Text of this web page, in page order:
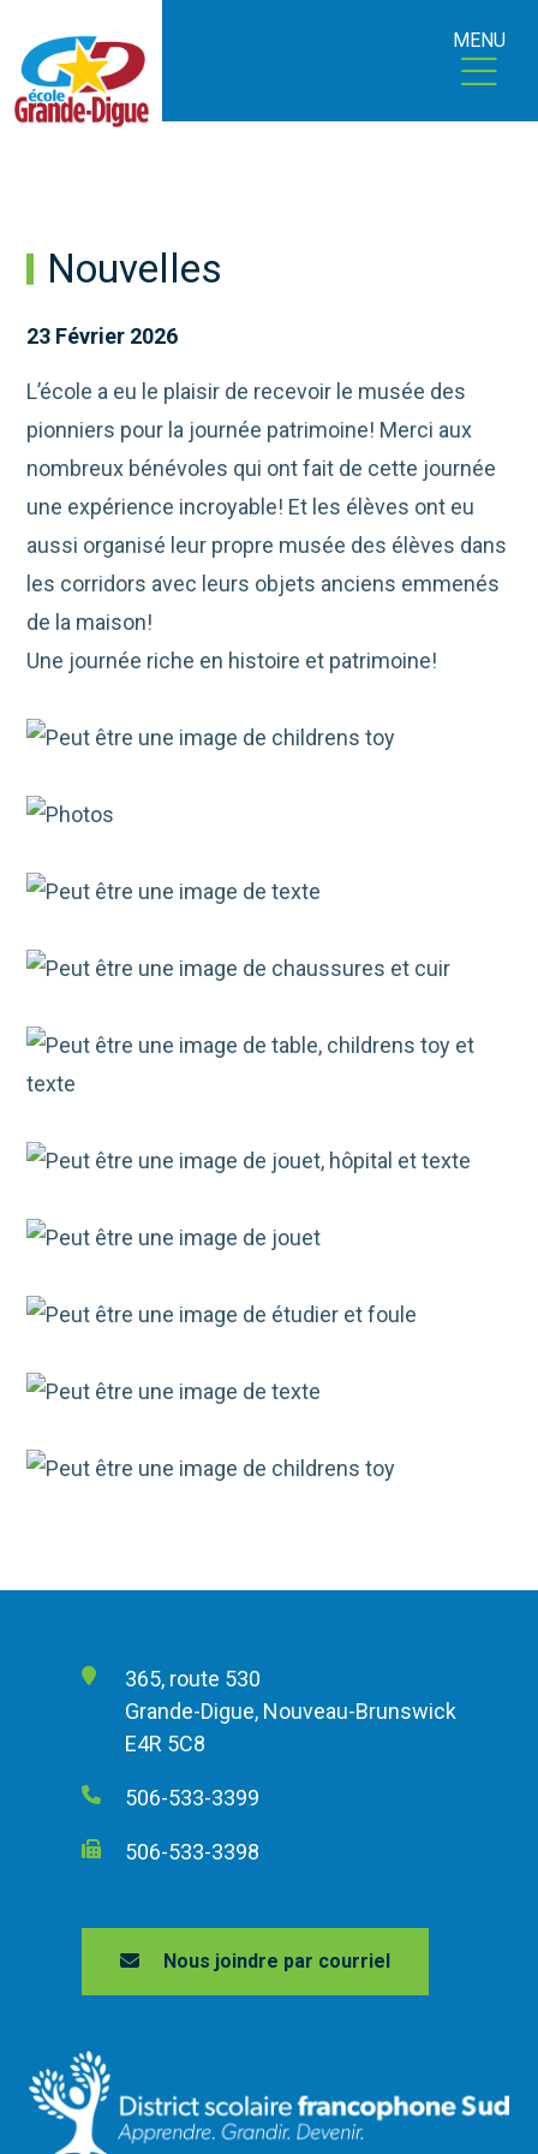
MENU
Nouvelles
23 Février 2026
L’école a eu le plaisir de recevoir le musée des
pionniers pour la journée patrimoine! Merci aux
nombreux bénévoles qui ont fait de cette journée
une expérience incroyable! Et les élèves ont eu
aussi organisé leur propre musée des élèves dans
les corridors avec leurs objets anciens emmenés
de la maison!
Une journée riche en histoire et patrimoine!
365, route 530
Grande-Digue, Nouveau-Brunswick
E4R 5C8
506-533-3399
506-533-3398
Nous joindre par courriel